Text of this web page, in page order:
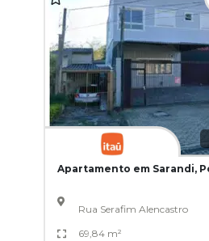
Apartamento em Sarandi,
Rua Serafim Alencastro
69,84 m²